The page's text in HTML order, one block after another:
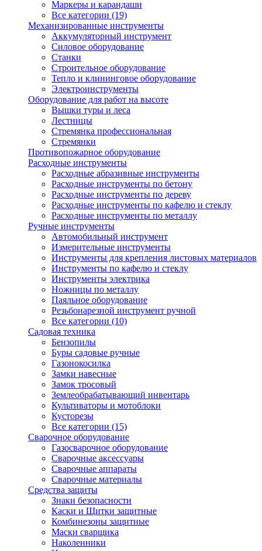
Маркеры и карандаши
Все категории (19)
Механизированные инструменты
Аккумуляторный инструмент
Силовое оборудование
Станки
Строительное оборудование
Тепло и клининговое оборудование
Электроинструменты
Оборудование для работ на высоте
Вышки туры и леса
Лестницы
Стремянка профессиональная
Стремянки
Противопожарное оборудование
Расходные инструменты
Расходные абразивные инструменты
Расходные инструменты по бетону
Расходные инструменты по дереву
Расходные инструменты по кафелю и стеклу
Расходные инструменты по металлу
Ручные инструменты
Автомобильный инструмент
Измерительные инструменты
Инструменты для крепления листовых материалов
Инструменты по кафелю и стеклу
Инструменты электрика
Ножницы по металлу
Паяльное оборудование
Резьбонарезной инструмент ручной
Все категории (10)
Садовая техника
Бензопилы
Буры садовые ручные
Газонокосилка
Замки навесные
Замок тросовый
Землеобрабатывающий инвентарь
Культиваторы и мотоблоки
Кусторезы
Все категории (15)
Сварочное оборудование
Газосварочное оборудование
Сварочные аксессуары
Сварочные аппараты
Сварочные материалы
Средства защиты
Знаки безопасности
Каски и Щитки защитные
Комбинезоны защитные
Маски сварщика
Наколенники